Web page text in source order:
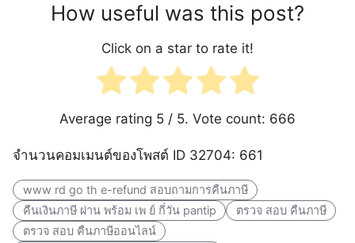
How useful was this post?
Click on a star to rate it!
Average rating 5 / 5. Vote count: 666
จำนวนคอมเมนต์ของโพสต์ ID 32704: 661
www rd go th e-refund สอบถามการคืนภาษี
คืนเงินภาษี ผ่าน พร้อม เพ ย์ กี่วัน pantip
ตรวจ สอบ คืนภาษี
ตรวจ สอบ คืนภาษีออนไลน์